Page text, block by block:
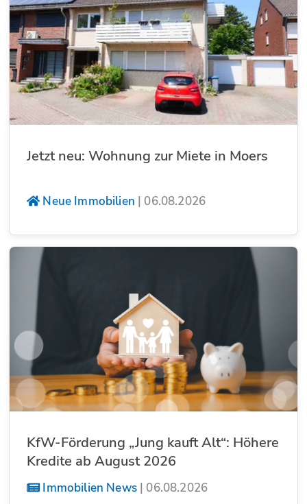
Jetzt neu: Wohnung zur Miete in Moers
Neue Immobilien | 06.08.2026
KfW-Förderung „Jung kauft Alt“: Höhere
Kredite ab August 2026
Immobilien News| 06.08.2026